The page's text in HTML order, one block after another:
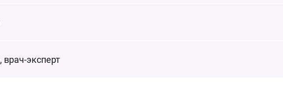
эксперт